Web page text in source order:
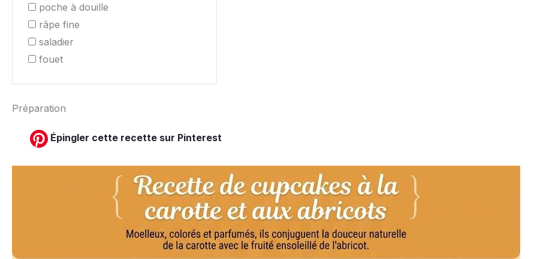
poche à douille
râpe fine
saladier
fouet
Préparation
Épingler cette recette sur Pinterest